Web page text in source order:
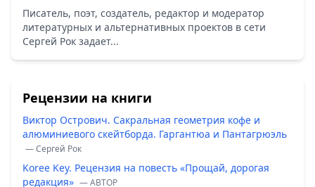
Писатель, поэт, создатель, редактор и модератор
литературных и альтернативных проектов в сети
Сергей Рок задает...
Рецензии на книги
Виктор Острович. Сакральная геометрия кофе и
алюминиевого скейтборда. Гаргантюа и Пантагрюэль
— Сергей Рок
Koree Key. Рецензия на повесть «Прощай, дорогая
редакция» — ABTOP